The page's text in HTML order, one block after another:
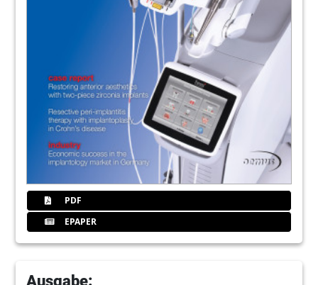
PDF
EPAPER
Ausgabe: